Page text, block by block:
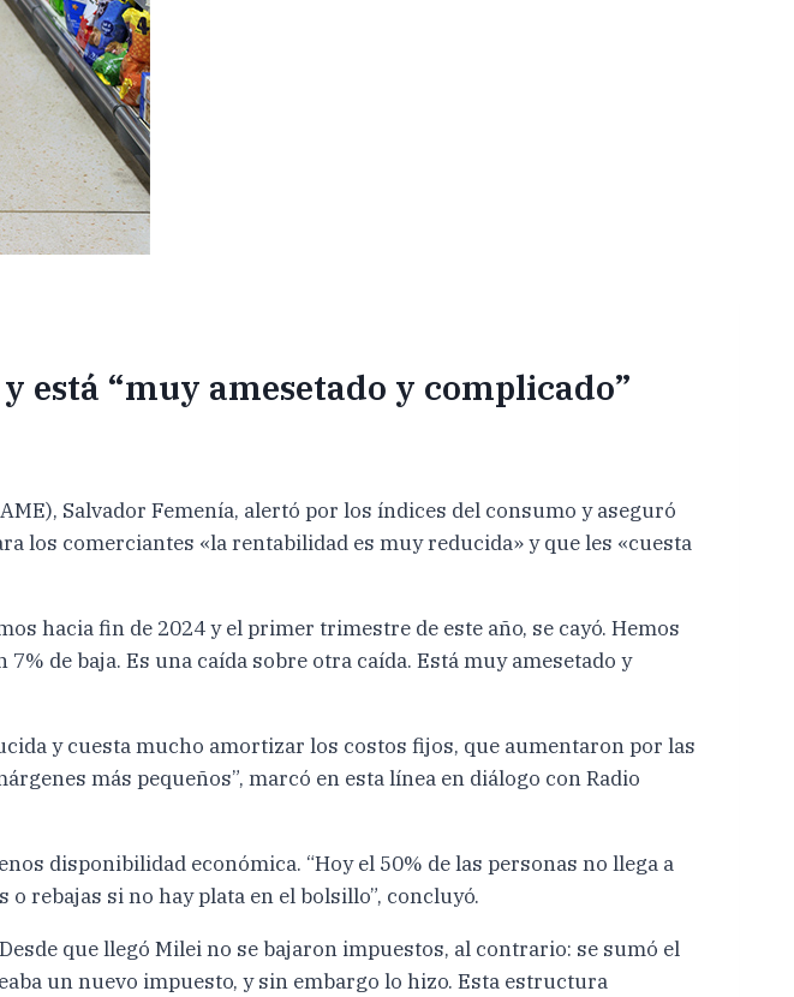
está “muy amesetado y complicado”
Salvador Femenía, alertó por los índices del consumo y aseguró
los comerciantes «la rentabilidad es muy reducida» y que les «cuesta
hacia fin de 2024 y el primer trimestre de este año, se cayó. Hemos
de baja. Es una caída sobre otra caída. Está muy amesetado y
y cuesta mucho amortizar los costos fijos, que aumentaron por las
más pequeños”, marcó en esta línea en diálogo con Radio
disponibilidad económica. “Hoy el 50% de las personas no llega a
rebajas si no hay plata en el bolsillo”, concluyó.
que llegó Milei no se bajaron impuestos, al contrario: se sumó el
un nuevo impuesto, y sin embargo lo hizo. Esta estructura